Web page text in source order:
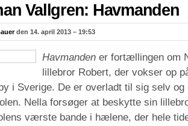
Vallgren: Havmanden
den 14. april 2013 – 19:53
Havmanden er fortællingen om
lillebror Robert, der vokser op
i Sverige. De er overladt til sig selv
Nella forsøger at beskytte sin
værste bande i hælene, der hele